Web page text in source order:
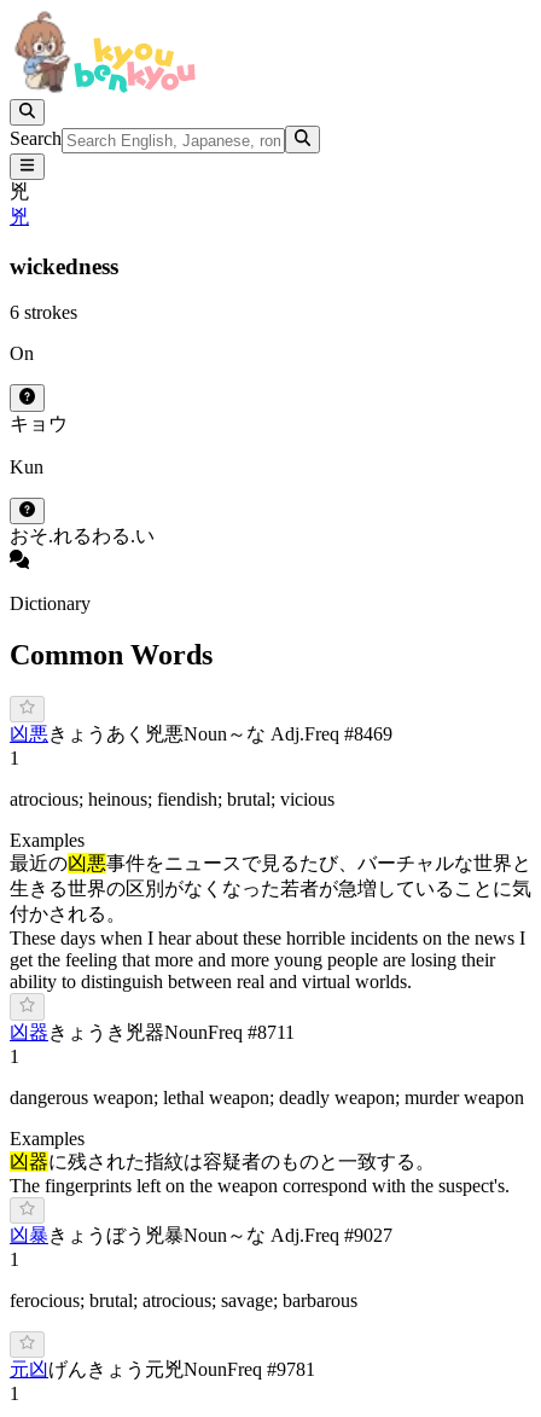
Search
兇
兇
wickedness
6 strokes
On
キョウ
Kun
おそ.れるわる.い
Dictionary
Common Words
凶悪き ょうあく 兇悪Noun ～な Adj.Freq #8469
1
atrocious; heinous; fiendish; brutal; vicious
Examples
最近の凶悪事件をニュースで見るたび、バーチャルな世界と
生きる世界の区別がなくなった若者が急増していることに気
付かされる。
These days when I hear about these horrible incidents on the news I
get the feeling that more and more young people are losing their
ability to distinguish between real and virtual worlds.
凶器き ょうき 兇器NounFreq #8711
1
dangerous weapon; lethal weapon; deadly weapon; murder weapon
Examples
凶器に残された指紋は容疑者のものと一致する。
The fingerprints left on the weapon correspond with the suspect's.
凶暴き ょうぼう 兇暴Noun ～な Adj.Freq #9027
1
ferocious; brutal; atrocious; savage; barbarous
元凶げんきょう 元兇NounFreq #9781
1